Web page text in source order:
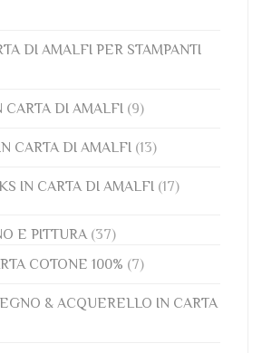
DI AMALFI PER STAMPANTI
CARTA DI AMALFI (9)
CARTA DI AMALFI (13)
IN CARTA DI AMALFI (17)
E PITTURA (37)
COTONE 100% (7)
& ACQUERELLO IN CARTA